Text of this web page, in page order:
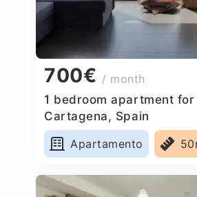
700€ / month
1 bedroom apartment
Cartagena, Spain
Apartamento